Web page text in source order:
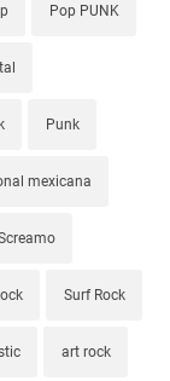
Pop PUNK
Punk
mexicana
Surf Rock
art rock